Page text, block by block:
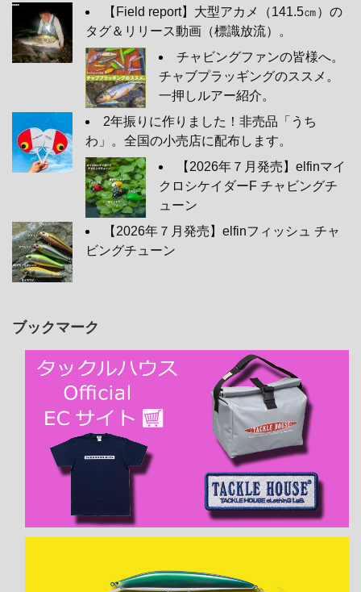
【Field report】大型アカメ（141.5㎝）の
タグ＆リリース動画（標識放流）。
チャビングファンの皆様へ。
チャブプラッギングのススメ。
一押しルアー紹介。
2年振りに作りました！非売品「うち
わ」。全国の小売店に配布します。
【2026年７月発売】elfinマイ
クロシケイダーF チャビングチ
ューン
【2026年７月発売】elfinフィッシュ チャ
ビングチューン
ブックマーク